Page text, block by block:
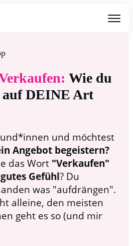
Wie du
DEINE Art
und möchtest
Angebot begeistern?
das Wort "Verkaufen"
Gefühl? Du
was "aufdrängen".
alleine, den meisten
geht es so (und mir